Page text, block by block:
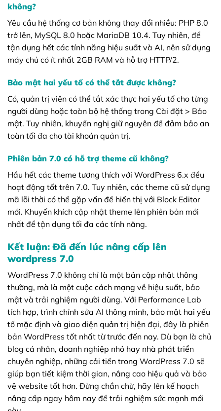
không?
Yêu cầu hệ thống cơ bản không thay đổi nhiều: PHP 8.0
trở lên, MySQL 8.0 hoặc MariaDB 10.4. Tuy nhiên, để
tận dụng hết các tính năng hiệu suất và AI, nên sử dụng
máy chủ có ít nhất 2GB RAM và hỗ trợ HTTP/2.
Bảo mật hai yếu tố có thể tắt được không?
Có, quản trị viên có thể tắt xác thực hai yếu tố cho từng
người dùng hoặc toàn bộ hệ thống trong Cài đặt > Bảo
mật. Tuy nhiên, khuyến nghị giữ nguyên để đảm bảo an
toàn tối đa cho tài khoản quản trị.
Phiên bản 7.0 có hỗ trợ theme cũ không?
Hầu hết các theme tương thích với WordPress 6.x đều
hoạt động tốt trên 7.0. Tuy nhiên, các theme cũ sử dụng
mã lỗi thời có thể gặp vấn đề hiển thị với Block Editor
mới. Khuyến khích cập nhật theme lên phiên bản mới
nhất để tận dụng tối đa các tính năng.
Kết luận: Đã đến lúc nâng cấp lên
wordpress 7.0
WordPress 7.0 không chỉ là một bản cập nhật thông
thường, mà là một cuộc cách mạng về hiệu suất, bảo
mật và trải nghiệm người dùng. Với Performance Lab
tích hợp, trình chỉnh sửa AI thông minh, bảo mật hai yếu
tố mặc định và giao diện quản trị hiện đại, đây là phiên
bản WordPress tốt nhất từ trước đến nay. Dù bạn là chủ
blog cá nhân, doanh nghiệp nhỏ hay nhà phát triển
chuyên nghiệp, những cải tiến trong WordPress 7.0 sẽ
giúp bạn tiết kiệm thời gian, nâng cao hiệu quả và bảo
vệ website tốt hơn. Đừng chần chừ, hãy lên kế hoạch
nâng cấp ngay hôm nay để trải nghiệm sức mạnh mới